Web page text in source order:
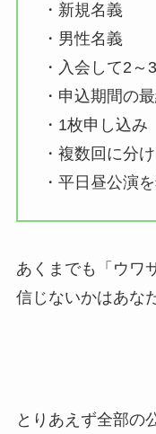
・新規名義
・男性名義
・入会して2～
・申込期間の
・1枚申し込み
・複数回に分
・平日昼公演
あくまでも「ウワ
信じないかはあな
とりあえず全部の